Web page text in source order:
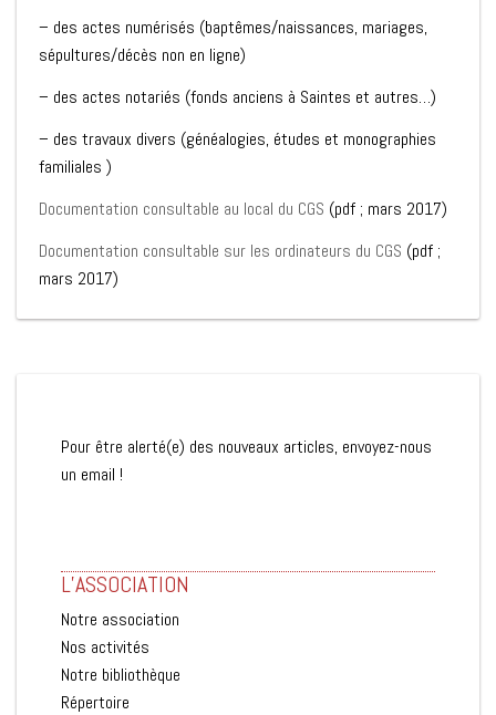
– des actes numérisés (baptêmes/naissances, mariages,
sépultures/décès non en ligne)
– des actes notariés (fonds anciens à Saintes et autres…)
– des travaux divers (généalogies, études et monographies
familiales )
Documentation consultable au local du CGS (pdf ; mars 2017)
Documentation consultable sur les ordinateurs du CGS (pdf ;
mars 2017)
Pour être alerté(e) des nouveaux articles, envoyez-nous
un email !
L’ASSOCIATION
Notre association
Nos activités
Notre bibliothèque
Répertoire